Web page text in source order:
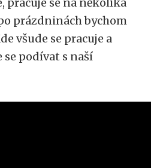
prázdninách bychom
všude se pracuje a
se podívat s naší